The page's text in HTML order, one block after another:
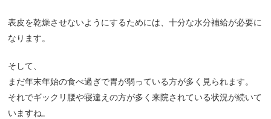
表皮を乾燥させないようにするためには、十分な水分補給が必要に
なります。
そして、
まだ年末年始の食べ過ぎで胃が弱っている方が多く見られます。
それでギックリ腰や寝違えの方が多く来院されている状況が続いて
いますね。